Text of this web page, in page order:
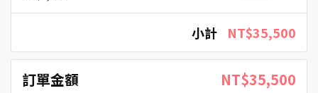
小計 NT$35,500
訂單金額 NT$35,500